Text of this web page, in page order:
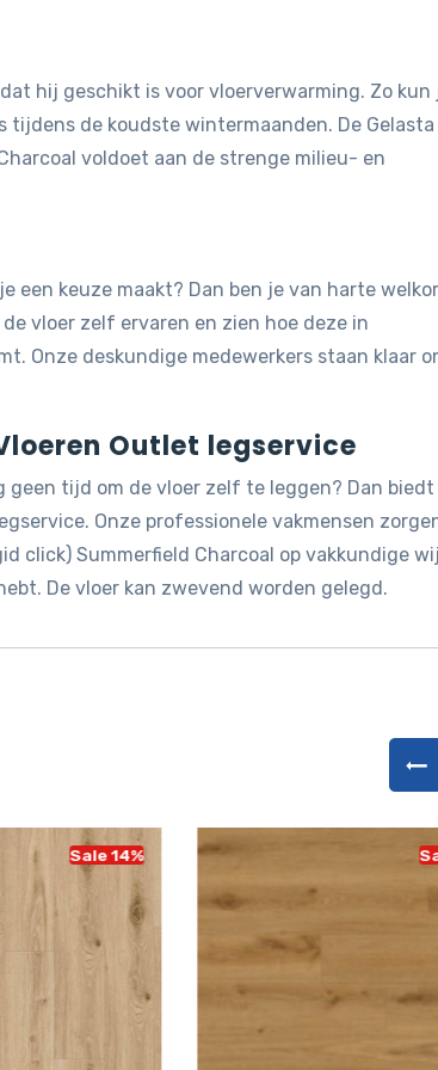
hij geschikt is voor vloerverwarming. Zo kun
de koudste wintermaanden. De Gelasta
voldoet aan de strenge milieu- en
een keuze maakt? Dan ben je van harte
de vloer zelf ervaren en zien hoe deze in
Onze deskundige medewerkers staan klaar
Outlet legservice
tijd om de vloer zelf te leggen? Dan biedt
Onze professionele vakmensen
click) Summerfield Charcoal op vakkundige
De vloer kan zwevend worden gelegd.
Sale 14%